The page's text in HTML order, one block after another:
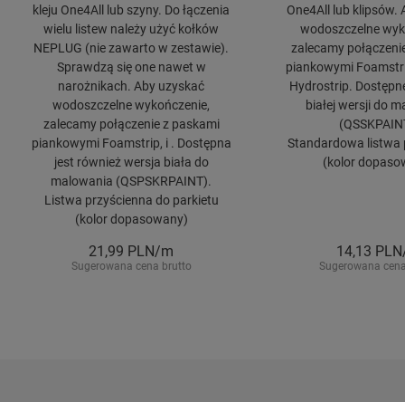
kleju One4All lub szyny. Do łączenia
wielu listew należy użyć kołków
NEPLUG (nie zawarto w zestawie).
Sprawdzą się one nawet w
narożnikach. Aby uzyskać
wodoszczelne wykończenie,
zalecamy połączenie z paskami
piankowymi Foamstrip, i . Dostępna
jest również wersja biała do
malowania (QSPSKRPAINT).
Listwa przyścienna do parkietu
(kolor dopasowany)
21,99 PLN/m
Sugerowana cena brutto
One4All lub klipsów.
wodoszczelne
zalecamy
piankowymi
Hydrostrip.
białej wersji do
Standardowa listwa
(kolor
14,13
Sugerowana